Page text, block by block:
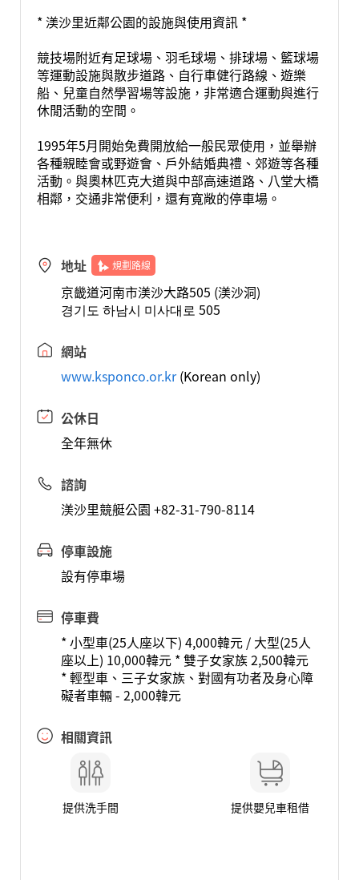
* 渼沙里近鄰公園的設施與使用資訊 *
競技場附近有足球場、羽毛球場、排球場、籃球場
等運動設施與散步道路、自行車健行路線、遊樂
船、兒童自然學習場等設施，非常適合運動與進行
休閒活動的空間。
1995年5月開始免費開放給一般民眾使用，並舉辦
各種親睦會或野遊會、戶外結婚典禮、郊遊等各種
活動。與奧林匹克大道與中部高速道路、八堂大橋
相鄰，交通非常便利，還有寬敞的停車場。
地址 規劃路線
京畿道河南市渼沙大路505 (渼沙洞)
경기도 하남시 미사대로 505
網站
www.ksponco.or.kr(Korean only)
公休日
全年無休
諮詢
渼沙里競艇公園 +82-31-790-8114
停車設施
設有停車場
停車費
* 小型車(25人座以下) 4,000韓元 / 大型(25人
座以上) 10,000韓元 * 雙子女家族 2,500韓元
* 輕型車、三子女家族、對國有功者及身心障
礙者車輛 - 2,000韓元
相關資訊
提供洗手間 提供嬰兒車租借